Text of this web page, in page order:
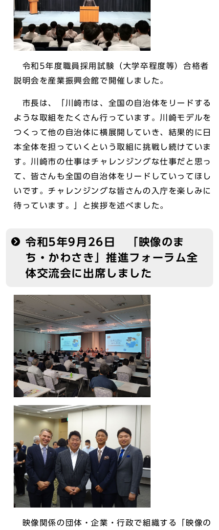
令和5年度職員採用試験（大学卒程度等）合格者
説明会を産業振興会館で開催しました。
市長は、「川崎市は、全国の自治体をリードする
ような取組をたくさん行っています。川崎モデルを
つくって他の自治体に横展開していき、結果的に日
本全体を担っていくという取組に挑戦し続けていま
す。川崎市の仕事はチャレンジングな仕事だと思っ
て、皆さんも全国の自治体をリードしていってほし
いです。チャレンジングな皆さんの入庁を楽しみに
待っています。」と挨拶を述べました。
令和5年9月26日 「映像のま
ち・かわさき」推進フォーラム全
体交流会に出席しました
映像関係の団体・企業・行政で組織する「映像の